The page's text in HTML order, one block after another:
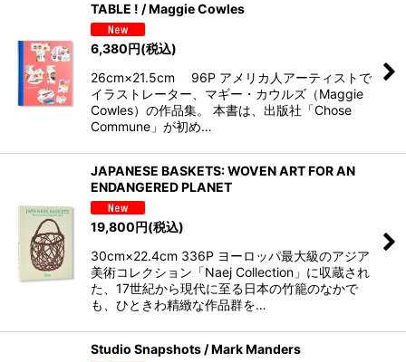
TABLE ! / Maggie Cowles
6,380円(税込)
26cm×21.5cm 96P アメリカ人アーティストで
イラストレーター、マギー・カウルズ（Maggie
Cowles）の作品集。 本書は、出版社「Chose
Commune」が初め…
JAPANESE BASKETS: WOVEN ART FOR AN
ENDANGERED PLANET
19,800円(税込)
30cm×22.4cm 336P ヨーロッパ最大級のアジア
美術コレクション「Naej Collection」に収蔵され
た、17世紀から現代に至る日本の竹籠のなかで
も、ひときわ精緻な作品群を…
Studio Snapshots / Mark Manders